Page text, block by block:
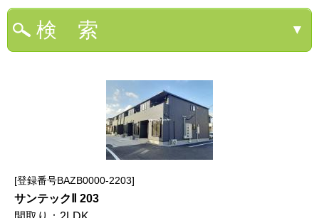
検 索 ▼
登録番号BAZB0000-2203
サンテックⅡ 203